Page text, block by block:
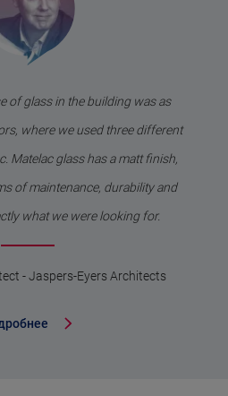
- Jaspers-Eyers Architects
of glass in the building was as
where we used three different
Matelac glass has a matt finish,
of maintenance, durability and
what we were looking for.